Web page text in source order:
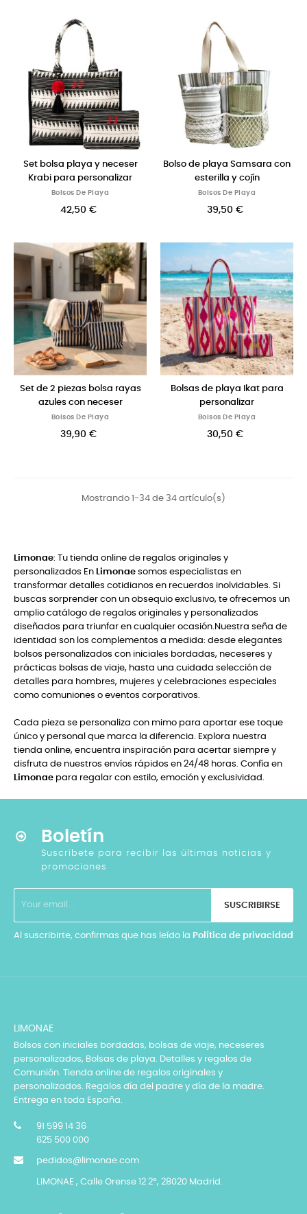
Set bolsa playa y neceser
Krabi para personalizar
Bolsos De Playa
42,50 €
Bolso de playa Samsara con
esterilla y cojín
Bolsos De Playa
39,50 €
Set de 2 piezas bolsa rayas
azules con neceser
Bolsos De Playa
39,90 €
Bolsas de playa Ikat para
personalizar
Bolsos De Playa
30,50 €
Mostrando 1-34 de 34 artículo(s)
Limonae: Tu tienda online de regalos originales y
personalizados En Limonae somos especialistas en
transformar detalles cotidianos en recuerdos inolvidables. Si
buscas sorprender con un obsequio exclusivo, te ofrecemos un
amplio catálogo de regalos originales y personalizados
diseñados para triunfar en cualquier ocasión.Nuestra seña de
identidad son los complementos a medida: desde elegantes
bolsos personalizados con iniciales bordadas, neceseres y
prácticas bolsas de viaje, hasta una cuidada selección de
detalles para hombres, mujeres y celebraciones especiales
como comuniones o eventos corporativos.
Cada pieza se personaliza con mimo para aportar ese toque
único y personal que marca la diferencia. Explora nuestra
tienda online, encuentra inspiración para acertar siempre y
disfruta de nuestros envíos rápidos en 24/48 horas. Confía en
Limonae para regalar con estilo, emoción y exclusividad.
Boletín
Suscríbete para recibir las últimas noticias y
promociones
SUSCRIBIRSE
Al suscribirte, confirmas que has leído la Política de privacidad
LIMONAE
Bolsos con iniciales bordadas, bolsas de viaje, neceseres
personalizados, Bolsas de playa. Detalles y regalos de
Comunión. Tienda online de regalos originales y
personalizados. Regalos día del padre y día de la madre.
Entrega en toda España.
91 599 14 36
625 500 000
pedidos@limonae.com
LIMONAE , Calle Orense 12 2º, 28020 Madrid.